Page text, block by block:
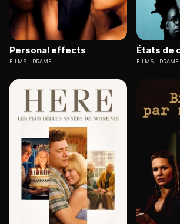
Personal effects
FILMS DRAME
États de
FILMS DRAME